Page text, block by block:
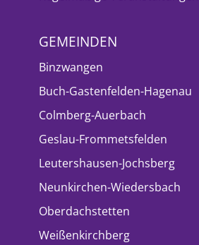
GEMEINDEN
Binzwangen
Buch-Gastenfelden-Hagenau
Colmberg-Auerbach
Geslau-Frommetsfelden
Leutershausen-Jochsberg
Neunkirchen-Wiedersbach
Oberdachstetten
Weißenkirchberg